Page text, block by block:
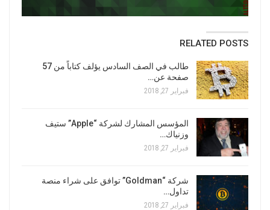
RELATED POSTS
طالب في الصف السادس يؤلف كتاباً من 57
صفحة عن…
فبراير 27, 2018
المؤسس المشارك لشركة “Apple” ستيف
وزنياك…
فبراير 27, 2018
شركة “Goldman” توافق على شراء منصة
تداول…
فبراير 27, 2018